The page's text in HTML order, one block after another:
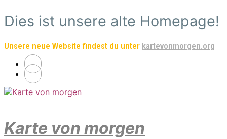
Zum
Hauptinhalt
Dies ist unsere alte Homepage!
Unsere neue Website findest du unter kartevonmorgen.org
Karte von morgen